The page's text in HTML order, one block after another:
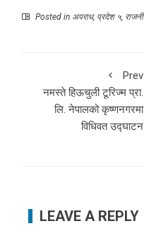
Posted in अपराध, प्रदेश ५,
Prev
नमस्ते हिऊचुली टूरिज्म प्रा.
लि. नेपालको कृष्णनगरमा
विधिवत उद्घाटन
LEAVE A REPLY